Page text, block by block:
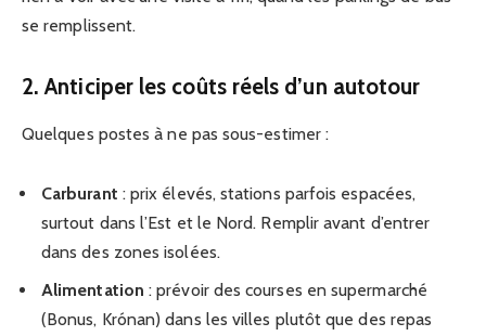
se remplissent.
2. Anticiper les coûts réels d’un autotour
Quelques postes à ne pas sous-estimer :
Carburant : prix élevés, stations parfois espacées,
surtout dans l’Est et le Nord. Remplir avant d’entrer
dans des zones isolées.
Alimentation : prévoir des courses en supermarché
(Bonus, Krónan) dans les villes plutôt que des repas